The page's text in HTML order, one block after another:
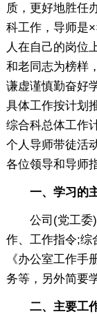
质，更好地胜任
科工作，导师是
人在自己的岗位
和老同志为榜样
谦虚谨慎勤奋好
具体工作按计划
综合科总体工作
个人导师带徒活
各位领导和导师
一、学习的
公司(党工委)
作、工作指令;综
《办公室工作
务等，另外简要
二、主要工